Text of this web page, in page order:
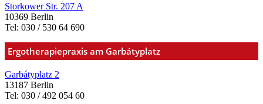
Storkower Str. 207 A
10369 Berlin
Tel: 030 / 530 64 690
Ergotherapiepraxis am Garbátyplatz
Garbátyplatz 2
13187 Berlin
Tel: 030 / 492 054 60